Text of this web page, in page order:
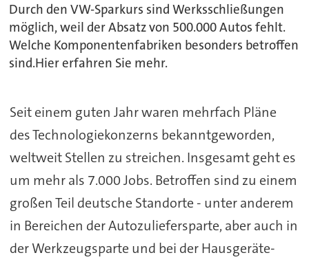
Durch den VW-Sparkurs sind Werksschließungen
möglich, weil der Absatz von 500.000 Autos fehlt.
Welche Komponentenfabriken besonders betroffen
sind.Hier erfahren Sie mehr.
Seit einem guten Jahr waren mehrfach Pläne
des Technologiekonzerns bekanntgeworden,
weltweit Stellen zu streichen. Insgesamt geht es
um mehr als 7.000 Jobs. Betroffen sind zu einem
großen Teil deutsche Standorte - unter anderem
in Bereichen der Autozuliefersparte, aber auch in
der Werkzeugsparte und bei der Hausgeräte-